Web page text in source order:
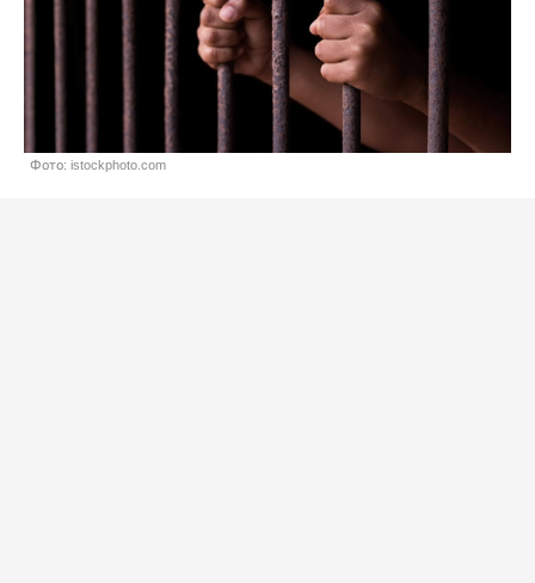
Фото: istockphoto.com